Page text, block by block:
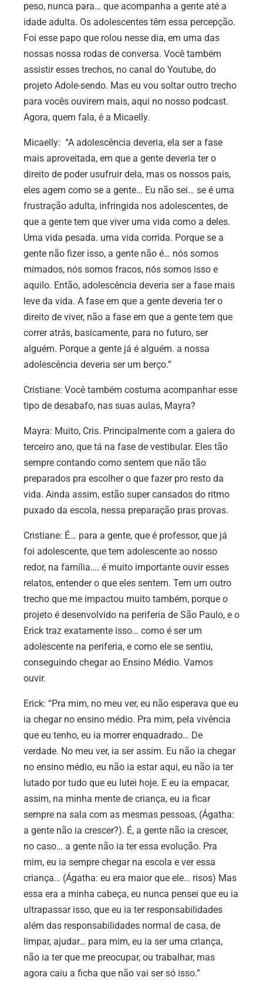
peso, nunca para… que acompanha a gente até a
idade adulta. Os adolescentes têm essa percepção.
Foi esse papo que rolou nesse dia, em uma das
nossas nossa rodas de conversa. Você também
assistir esses trechos, no canal do Youtube, do
projeto Adole-sendo. Mas eu vou soltar outro trecho
para vocês ouvirem mais, aqui no nosso podcast.
Agora, quem fala, é a Micaelly.
Micaelly: “A adolescência deveria, ela ser a fase
mais aproveitada, em que a gente deveria ter o
direito de poder usufruir dela, mas os nossos pais,
eles agem como se a gente… Eu não sei… se é uma
frustração adulta, infringida nos adolescentes, de
que a gente tem que viver uma vida como a deles.
Uma vida pesada. uma vida corrida. Porque se a
gente não fizer isso, a gente não é… nós somos
mimados, nós somos fracos, nós somos isso e
aquilo. Então, adolescência deveria ser a fase mais
leve da vida. A fase em que a gente deveria ter o
direito de viver, não a fase em que a gente tem que
correr atrás, basicamente, para no futuro, ser
alguém. Porque a gente já é alguém. a nossa
adolescência deveria ser um berço.”
Cristiane: Você também costuma acompanhar esse
tipo de desabafo, nas suas aulas, Mayra?
Mayra: Muito, Cris. Principalmente com a galera do
terceiro ano, que tá na fase de vestibular. Eles tão
sempre contando como sentem que não tão
preparados pra escolher o que fazer pro resto da
vida. Ainda assim, estão super cansados do ritmo
puxado da escola, nessa preparação pras provas.
Cristiane: É… para a gente, que é professor, que já
foi adolescente, que tem adolescente ao nosso
redor, na família…. é muito importante ouvir esses
relatos, entender o que eles sentem. Tem um outro
trecho que me impactou muito também, porque o
projeto é desenvolvido na periferia de São Paulo, e o
Erick traz exatamente isso… como é ser um
adolescente na periferia, e como ele se sentiu,
conseguindo chegar ao Ensino Médio. Vamos
ouvir.
Erick: “Pra mim, no meu ver, eu não esperava que eu
ia chegar no ensino médio. Pra mim, pela vivência
que eu tenho, eu ia morrer enquadrado… De
verdade. No meu ver, ia ser assim. Eu não ia chegar
no ensino médio, eu não ia estar aqui, eu não ia ter
lutado por tudo que eu lutei hoje. E eu ia empacar,
assim, na minha mente de criança, eu ia ficar
sempre na sala com as mesmas pessoas, (Ágatha:
a gente não ia crescer?). É, a gente não ia crescer,
no caso… a gente não ia ter essa evolução. Pra
mim, eu ia sempre chegar na escola e ver essa
criança… (Ágatha: eu era maior que ele… risos) Mas
essa era a minha cabeça, eu nunca pensei que eu ia
ultrapassar isso, que eu ia ter responsabilidades
além das responsabilidades normal de casa, de
limpar, ajudar… para mim, eu ia ser uma criança,
não ia ter que me preocupar, ou trabalhar, mas
agora caiu a ficha que não vai ser só isso.”